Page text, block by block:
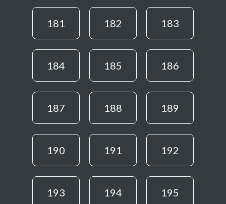
181 182 183
184 185 186
187 188 189
190 191 192
193 194 195